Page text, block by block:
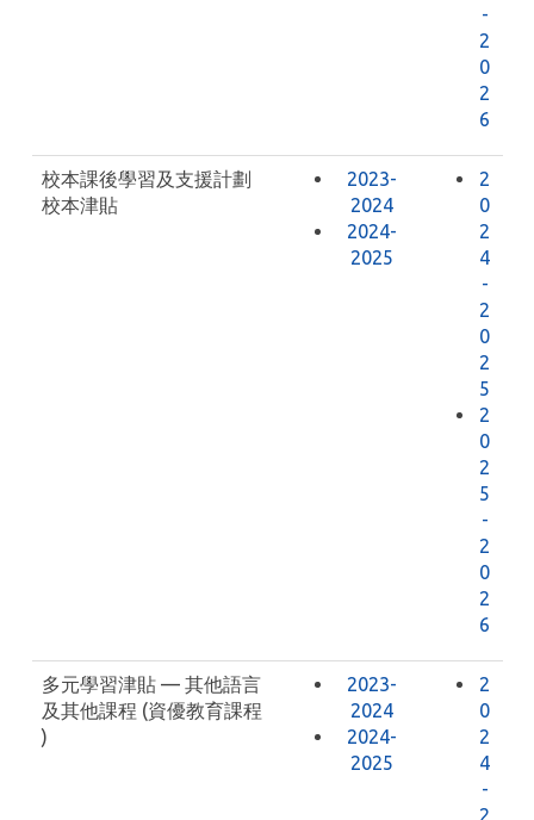
-
2
0
2
6
校本課後學習及支援計劃
校本津貼
2023-
2024
2024-
2025
2
0
2
4
-
2
0
2
5
2
0
2
5
-
2
0
2
6
多元學習津貼 — 其他語言
及其他課程 (資優教育課程
)
2023-
2024
2024-
2025
2
0
2
4
-
2